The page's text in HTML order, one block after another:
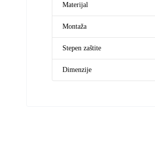
Materijal
Montaža
Stepen zaštite
Dimenzije